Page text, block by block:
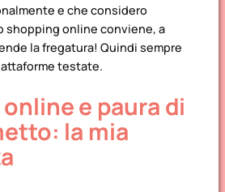
e che considero
shopping online conviene, a
la fregatura! Quindi sempre
testate.
e paura di
la mia